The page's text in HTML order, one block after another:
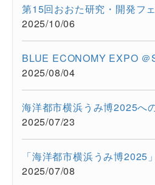
2025/10/06
2025/08/04
海洋都市横浜うみ博2025へ
2025/07/23
2025/07/08